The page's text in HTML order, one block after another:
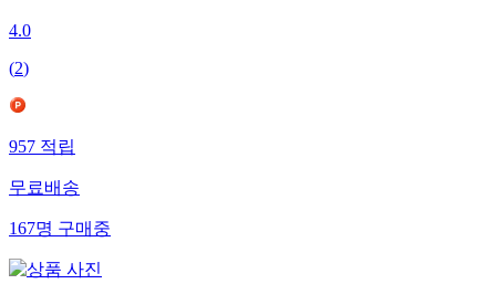
4.0
(2)
957 적립
무료배송
167명 구매중